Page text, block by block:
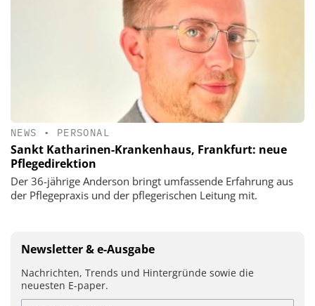
NEWS • PERSONAL
Sankt Katharinen-Krankenhaus, Frankfurt: neue
Pflegedirektion
Der 36-jährige Anderson bringt umfassende Erfahrung aus
der Pflegepraxis und der pflegerischen Leitung mit.
Newsletter & e-Ausgabe
Nachrichten, Trends und Hintergründe sowie die
neuesten E-paper.